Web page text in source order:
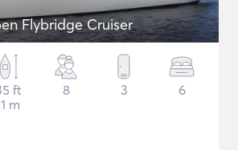
Flybridge Cruiser
ft
m
8 3 6